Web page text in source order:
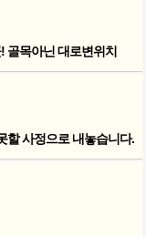
골목아닌 대로변위치
할 사정으로 내놓습니다.